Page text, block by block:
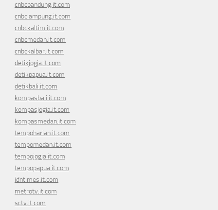
cnbcbandung.it.com
cnbclampung.it.com
cnbckaltim.it.com
cnbcmedan.it.com
cnbckalbar.it.com
detikjogja.it.com
detikpapua.it.com
detikbali.it.com
kompasbali.it.com
kompasjogja.it.com
kompasmedan.it.com
tempoharian.it.com
tempomedan.it.com
tempojogja.it.com
tempopapua.it.com
idntimes.it.com
metrotv.it.com
sctv.it.com